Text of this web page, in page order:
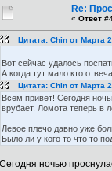
Re:
« Ответ
Цитата: Chin от Марта
Вот сейчас удалось
А когда тут мало кто
Цитата: Chin от Марта
Всем привет! Сегодня
врубает. Ломота теперь в
Левое плечо давно уже
Было ли у кого то что то
Сегодня ночью